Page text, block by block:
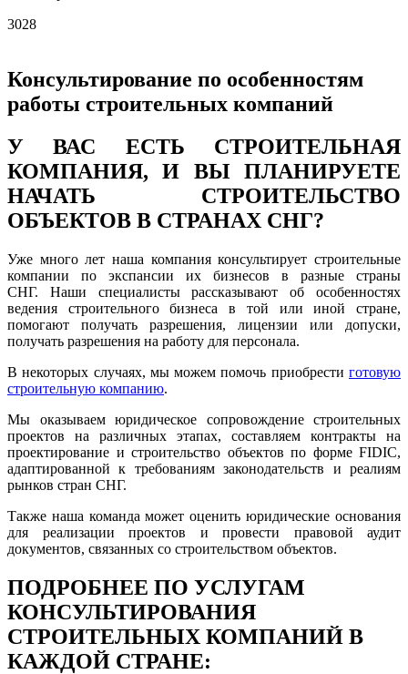
3028
Консультирование по особенностям
работы строительных компаний
У ВАС ЕСТЬ СТРОИТЕЛЬНАЯ
КОМПАНИЯ, И ВЫ ПЛАНИРУЕТЕ
НАЧАТЬ СТРОИТЕЛЬСТВО
ОБЪЕКТОВ В СТРАНАХ СНГ?
Уже много лет наша компания консультирует строительные
компании по экспансии их бизнесов в разные страны
СНГ. Наши специалисты рассказывают об особенностях
ведения строительного бизнеса в той или иной стране,
помогают получать разрешения, лицензии или допуски,
получать разрешения на работу для персонала.
В некоторых случаях, мы можем помочь приобрести готовую
строительную компанию.
Мы оказываем юридическое сопровождение строительных
проектов на различных этапах, составляем контракты на
проектирование и строительство объектов по форме FIDIC,
адаптированной к требованиям законодательств и реалиям
рынков стран СНГ.
Также наша команда может оценить юридические основания
для реализации проектов и провести правовой аудит
документов, связанных со строительством объектов.
ПОДРОБНЕЕ ПО УСЛУГАМ
КОНСУЛЬТИРОВАНИЯ
СТРОИТЕЛЬНЫХ КОМПАНИЙ В
КАЖДОЙ СТРАНЕ: